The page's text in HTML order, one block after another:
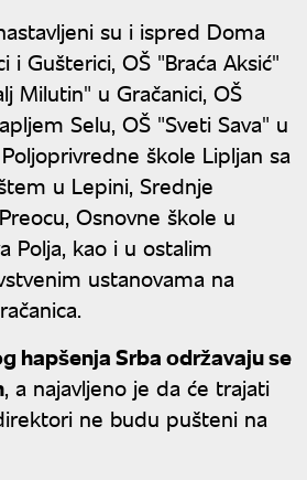
su i ispred Doma
i Gušterici, OŠ "Braća Aksić"
Milutin" u Gračanici, OŠ
Selu, OŠ "Sveti Sava" u
škole Lipljan sa
u Lepini, Srednje
Osnovne škole u
Polja, kao i u ostalim
ustanovama na
hapšenja Srba održavaju se
, a najavljeno je da će trajati
ne budu pušteni na